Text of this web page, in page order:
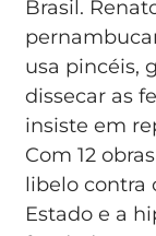
Brasil.
usa pincéis,
dissecar as
insiste em
Com 12
libelo contra
Estado e a